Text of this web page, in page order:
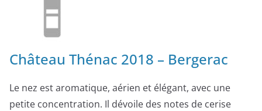
Château Thénac 2018 – Bergerac
Le nez est aromatique, aérien et élégant, avec une
petite concentration. Il dévoile des notes de cerise